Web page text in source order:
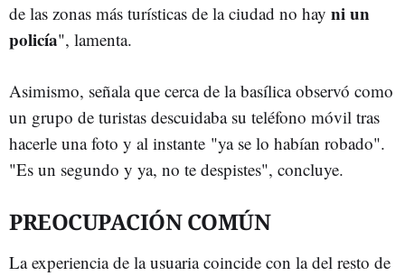
de las zonas más turísticas de la ciudad no hay ni un
policía", lamenta.
Asimismo, señala que cerca de la basílica observó como
un grupo de turistas descuidaba su teléfono móvil tras
hacerle una foto y al instante "ya se lo habían robado".
"Es un segundo y ya, no te despistes", concluye.
PREOCUPACIÓN COMÚN
La experiencia de la usuaria coincide con la del resto de